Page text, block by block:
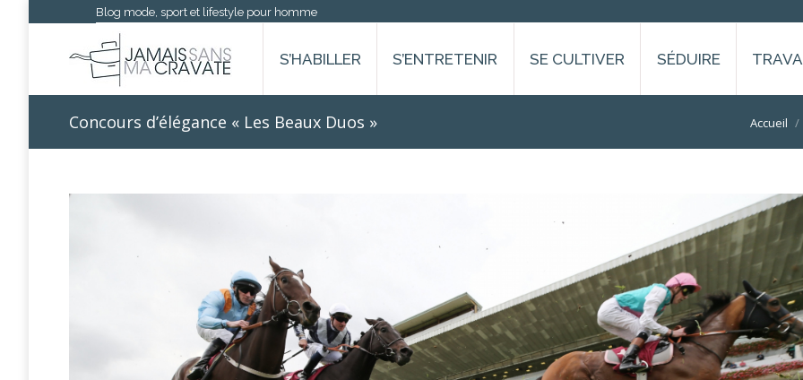
Blog mode, sport et lifestyle pour homme
S’HABILLER S’ENTRETENIR SE CULTIVER SÉDUIRE
Concours d’élégance « Les Beaux Duos » Vous êtes
Accueil